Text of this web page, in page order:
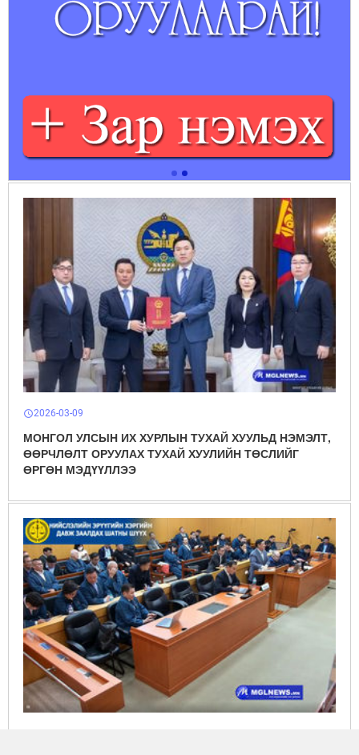
schedule2026-03-09
МОНГОЛ УЛСЫН ИХ ХУРЛЫН ТУХАЙ ХУУЛЬД НЭМЭЛТ,
ӨӨРЧЛӨЛТ ОРУУЛАХ ТУХАЙ ХУУЛИЙН ТӨСЛИЙГ
ӨРГӨН МЭДҮҮЛЛЭЭ